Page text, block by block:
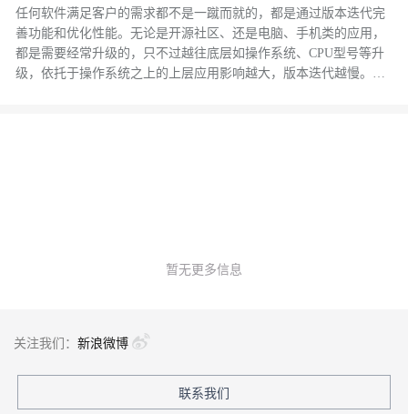
实践
任何软件满足客户的需求都不是一蹴而就的，都是通过版本迭代完
善功能和优化性能。无论是开源社区、还是电脑、手机类的应用，
都是需要经常升级的，只不过越往底层如操作系统、CPU型号等升
级，依托于操作系统之上的上层应用影响越大，版本迭代越慢。对
暂无更多信息
关注我们： 新浪微博
联系我们